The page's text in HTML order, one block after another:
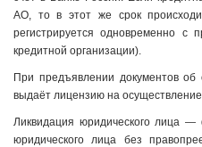
АО, то в этот же срок
регистрируется одновременно с
кредитной организации).
При предъявлении документов
выдаёт лицензию на
Ликвидация юридического лица
юридического лица без